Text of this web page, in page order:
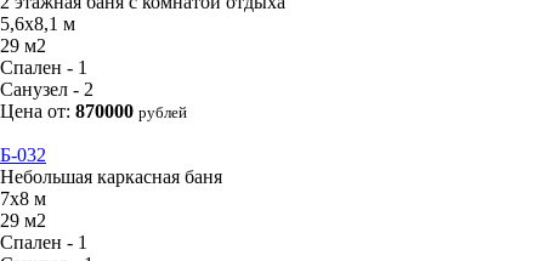
5,6х8,1 м
29 м2
Спален - 1
Санузел - 2
Цена от: 870000 рублей
Б-032
Небольшая каркасная баня
7х8 м
29 м2
Спален - 1